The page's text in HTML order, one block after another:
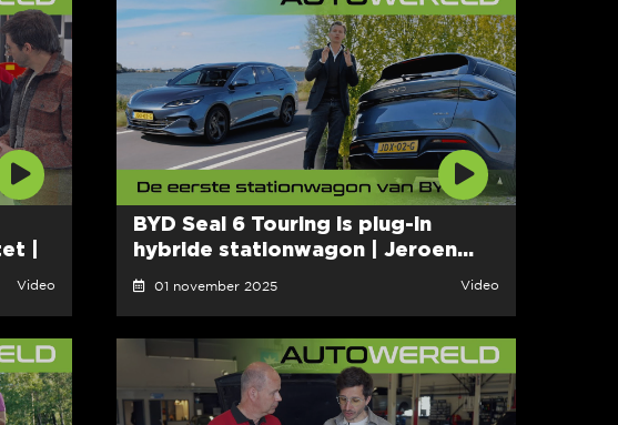
|
Video
BYD Seal 6 Touring is plug-in
hybride stationwagon | Jeroen...
01 november 2025 Video